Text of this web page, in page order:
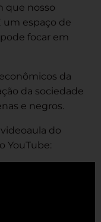
que nosso
um espaço de
focar em
da
da sociedade
e negros.
do
YouTube: